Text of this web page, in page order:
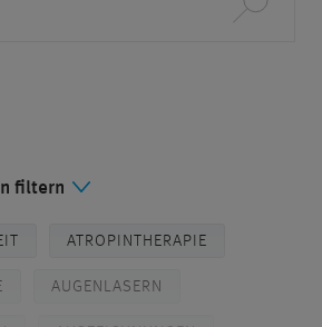
filtern
ATROPINTHERAPIE
AUGENLASERN